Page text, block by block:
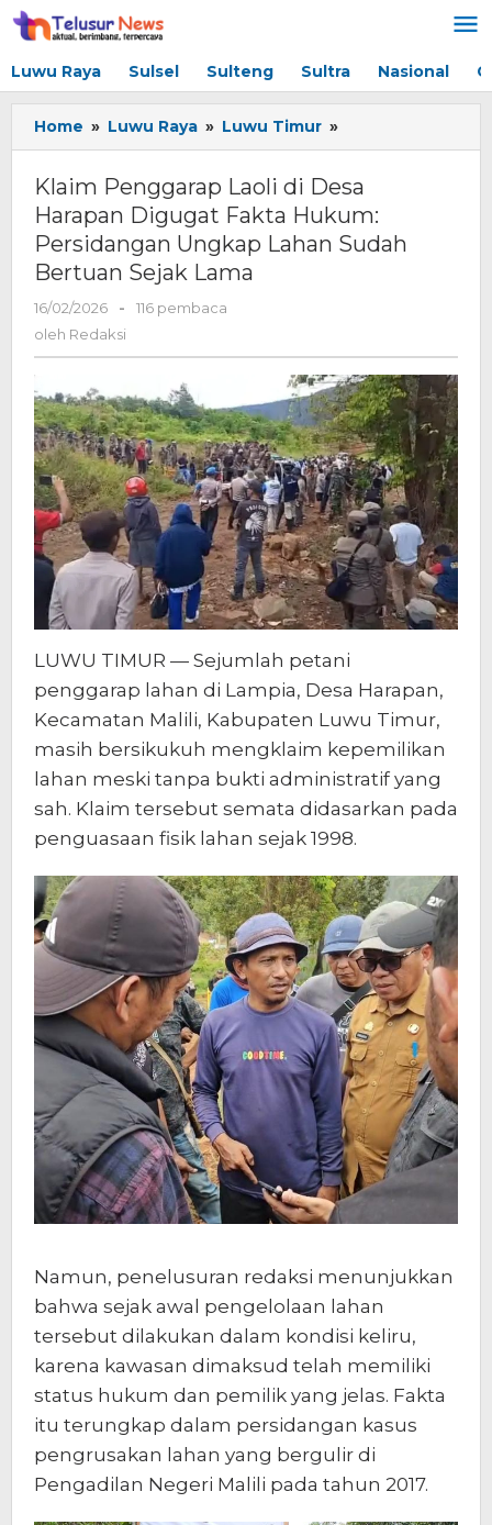
Lewati
ke
Luwu Raya Sulsel Sulteng Sultra Nasional
Home » Luwu Raya » Luwu Timur »
Penggarap
di
Desa
Harapan
Ungkap
Lahan
Sudah
Bertuan
Sejak
Lama
Klaim Penggarap Laoli di Desa
Harapan Digugat Fakta Hukum:
Persidangan Ungkap Lahan Sudah
Bertuan Sejak Lama
16/02/2026
oleh
Redaksi
-
116 pembaca
oleh Redaksi
LUWU TIMUR — Sejumlah petani
penggarap lahan di Lampia, Desa Harapan,
Kecamatan Malili, Kabupaten Luwu Timur,
masih bersikukuh mengklaim kepemilikan
lahan meski tanpa bukti administratif yang
sah. Klaim tersebut semata didasarkan pada
penguasaan fisik lahan sejak 1998.
Namun, penelusuran redaksi menunjukkan
bahwa sejak awal pengelolaan lahan
tersebut dilakukan dalam kondisi keliru,
karena kawasan dimaksud telah memiliki
status hukum dan pemilik yang jelas. Fakta
itu terungkap dalam persidangan kasus
pengrusakan lahan yang bergulir di
Pengadilan Negeri Malili pada tahun 2017.